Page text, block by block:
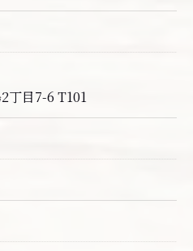
丁目7-6 T101